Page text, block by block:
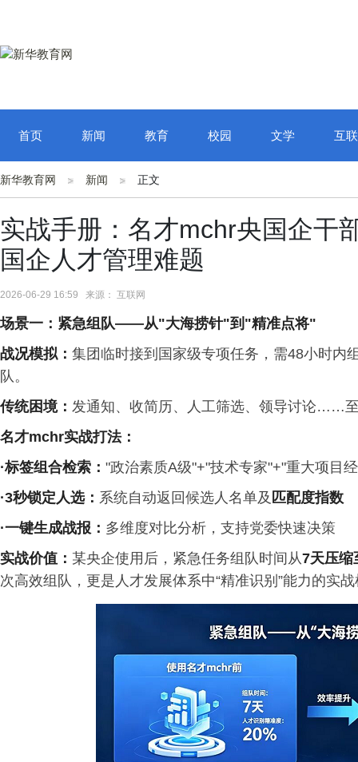
首页 新闻 教育 校园 文学 互
新华教育网 新闻 正文
实战手册：名才mchr央国企干
国企人才管理难题
2026-06-29 16:59 来源： 互联网
场景一：紧急组队——从"大海捞针"到 "精准点将"
战况模拟： 集团临时接到国家级专项任务，需48小时内
队。
传统困境： 发通知、收简历、人工筛选、领导讨论……
名才mchr实战打法：
·标签组合检索 ： "政治素质A级"+"技术专家"+"重大项目
·3秒锁定人选： 系统自动返回候选人名单及 匹配度指数
·一键生成战报 ： 多维度对比分析，支持党委快速决策
实战价值 ： 某央企使用后，紧急任务组队时间从7天压缩
次高效组队，更是人才发展体系中“精准识别”能力的实